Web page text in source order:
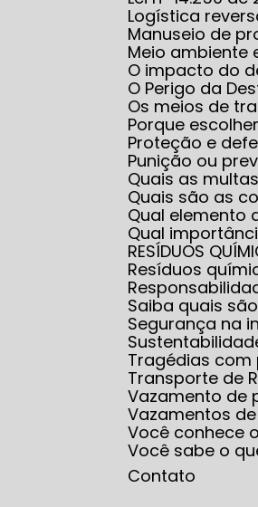
Logística
Manuseio de
Meio
O impacto
O Perigo da
Os meios de
Porque
Proteção e
Punição ou
Quais as
Quais são as
Qual
Qual
RESÍDUOS
Resíduos
Saiba quais
Segurança
Tragédias
Transporte de
Vazamento
Vazamentos
Você
Você sabe o
Contato